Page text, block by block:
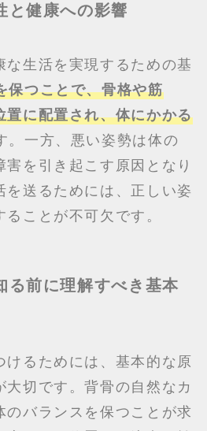
と健康への影響
な生活を実現するための基
保つことで、骨格や筋
置に配置され、体にかかる
。一方、悪い姿勢は体の
を引き起こす原因となり
を送るためには、正しい姿
ことが不可欠です。
る前に理解すべき基本
けるためには、基本的な原
大切です。背骨の自然なカ
のバランスを保つことが求